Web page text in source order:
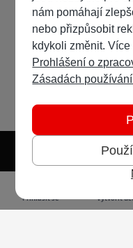
Světlý režim Předvolba systému
Přihlásit se Vytvořit
nám pomáhají
nebo přizpůsobit
kdykoli změnit.
Prohlášení o
Zásadách